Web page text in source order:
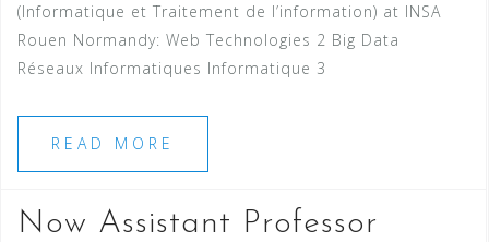
(Informatique et Traitement de l’information) at INSA
Rouen Normandy: Web Technologies 2 Big Data
Réseaux Informatiques Informatique 3
READ MORE
Now Assistant Professor